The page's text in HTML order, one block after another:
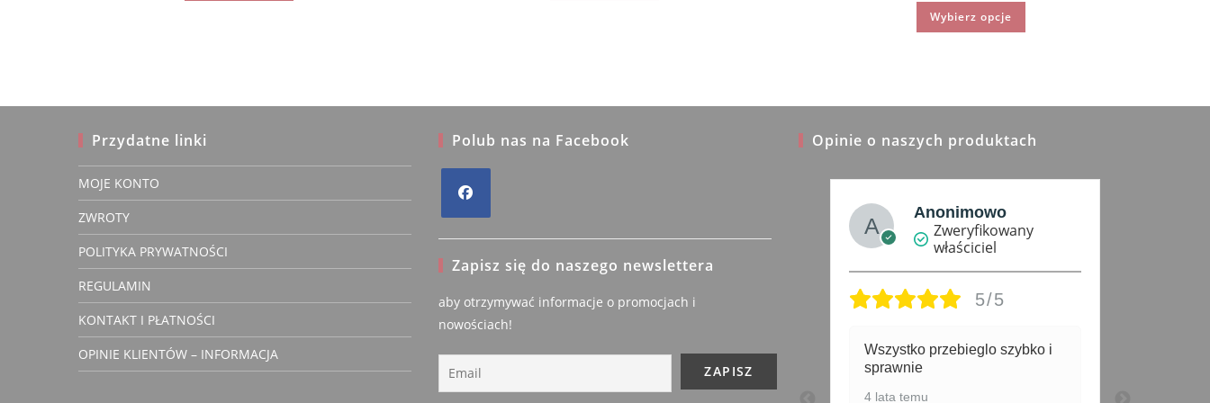
5.00na 5
Wybierz opcje
Ten
ma
na
produktu
Przydatne linki
MOJE KONTO
ZWROTY
POLITYKA PRYWATNOŚCI
REGULAMIN
KONTAKT I PŁATNOŚCI
OPINIE KLIENTÓW – INFORMACJA
Polub nas na Facebook
a
new
tab
Zapisz się do naszego newslettera
aby otrzymywać informacje o promocjach i
nowościach!
Opinie o naszych produktach
Bożena Gadomska
Zweryfikowany
5/5 4/5
Anonimowo
Zweryfikowany
właściciel
5/5
Wszystko przebieglo szybko i
sprawnie
4 lata temu